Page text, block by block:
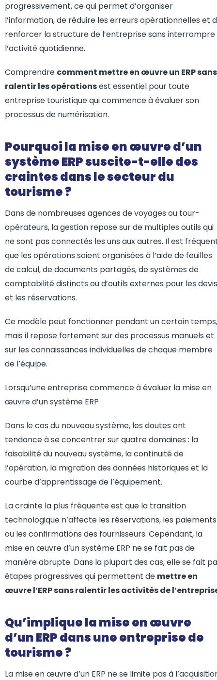
progressivement, ce qui permet d’organiser
l’information, de réduire les erreurs opérationnelles et
renforcer la structure de l’entreprise sans interrompre
l’activité quotidienne.
Comprendre comment mettre en œuvre un ERP sans
ralentir les opérationsest essentiel pour toute
entreprise touristique qui commence à évaluer son
processus de numérisation.
Pourquoi la mise en œuvre d’un
système ERP suscite-t-elle des
craintes dans le secteur du
tourisme ?
Dans de nombreuses agences de voyages ou tour-
opérateurs, la gestion repose sur de multiples outils qui
ne sont pas connectés les uns aux autres. Il est
que les opérations soient organisées à l’aide de feuilles
de calcul, de documents partagés, de systèmes de
comptabilité distincts ou d’outils externes pour les devis
et les réservations.
Ce modèle peut fonctionner pendant un certain temps,
mais il repose fortement sur des processus manuels et
sur les connaissances individuelles de chaque membre
de l’équipe.
Lorsqu’une entreprise commence à évaluer la mise en
œuvre d’un système ERP
Dans le cas du nouveau système, les doutes ont
tendance à se concentrer sur quatre domaines : la
faisabilité du nouveau système, la continuité de
l’opération, la migration des données historiques et la
courbe d’apprentissage de l’équipement.
La crainte la plus fréquente est que la transition
technologique n’affecte les réservations, les paiements
ou les confirmations des fournisseurs. Cependant, la
mise en œuvre d’un système ERP ne se fait pas de
manière abrupte. Dans la plupart des cas, elle se fait
étapes progressives qui permettent de mettre en
œuvre l’ERP sans ralentir les activités de
Qu’implique la mise en œuvre
d’un ERP dans une entreprise de
tourisme ?
La mise en œuvre d’un ERP ne se limite pas à